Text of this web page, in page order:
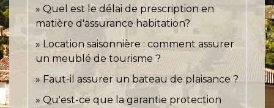
Quel est le délai de prescription en
matière d'assurance habitation?
Location saisonnière : comment assurer
un meublé de tourisme ?
Faut-il assurer un bateau de plaisance ?
Qu'est-ce que la garantie protection